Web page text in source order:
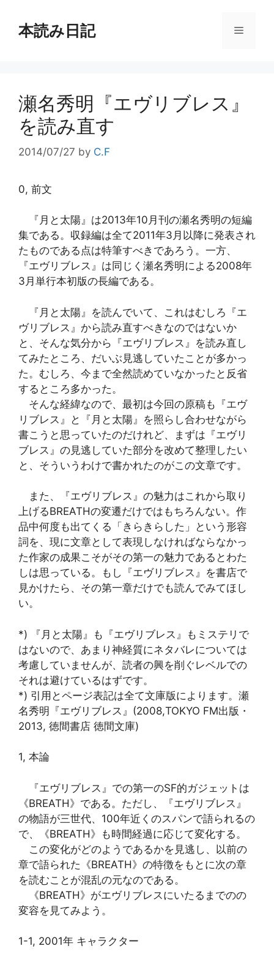
本読み日記 メ
瀬名秀明『エヴリブレス』
を読み直す
2014/07/27 by C.F
0, 前文
『月と太陽』は2013年10月刊の瀬名秀明の短編
集である。収録編は全て2011年3月以降に発表され
たものである点は特筆すべきであろう。一方、
『エヴリブレス』は同じく瀬名秀明による2008年
3月単行本初版の長編である。
『月と太陽』を読んでいて、これはむしろ『エ
ヴリブレス』から読み直すべきなのではないか
と、そんな気分から『エヴリブレス』を読み直し
てみたところ、だいぶ見逃していたことが多かっ
た。むしろ、今まで全然読めていなかったと反省
するところ多かった。
そんな経緯なので、最初は今回の原稿も『エヴ
リブレス』と『月と太陽』を照らし合わせながら
書こうと思っていたのだけれど、まずは『エヴリ
ブレス』の見逃していた部分を改めて整理したい
と、そういうわけで書かれたのがこの文章です。
また、『エヴリブレス』の魅力はこれから取り
上げるBREATHの変遷だけではもちろんない。作
品中何度も出てくる「きらきらした」という形容
詞を、現に文章として表現しなければならなかっ
た作家の成果こそがその第一の魅力であるとわた
しは思っている。もし『エヴリブレス』を書店で
見かけたら、その第一章だけでも読んでみてほし
い。
*) 『月と太陽』も『エヴリブレス』もミステリで
はないので、あまり神経質にネタバレについては
考慮していませんが、読者の興を削ぐレベルでの
それは避けているはずです。
*) 引用とページ表記は全て文庫版によります。瀬
名秀明『エヴリブレス』(2008,TOKYO FM出版・
2013, 徳間書店 徳間文庫)
1, 本論
『エヴリブレス』での第一のSF的ガジェットは
《BREATH》である。ただし、『エヴリブレス』
の物語が三世代、100年近くのスパンで語られるの
で、《BREATH》も時間経過に応じて変化する。
この変化がどのようであるかを見逃し、以前の
章で語られた《BREATH》の特徴をもとに次の章
を読むことが混乱の元なのである。
《BREATH》がエヴリブレスにいたるまでのの
変容を見てみよう。
1-1, 2001年 キャラクター